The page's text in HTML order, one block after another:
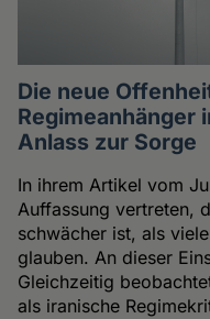
Die neue
Regimeanhänger
Anlass zur Sorge
In ihrem Artikel vom
Auffassung vertreten,
schwächer ist, als
glauben. An dieser
Gleichzeitig
als iranische